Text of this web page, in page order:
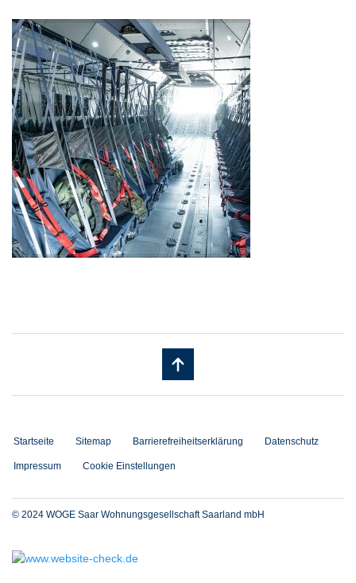
Startseite Sitemap Barrierefreiheitserklärung Datenschutz
Impressum Cookie Einstellungen
© 2024 WOGE Saar Wohnungsgesellschaft Saarland mbH